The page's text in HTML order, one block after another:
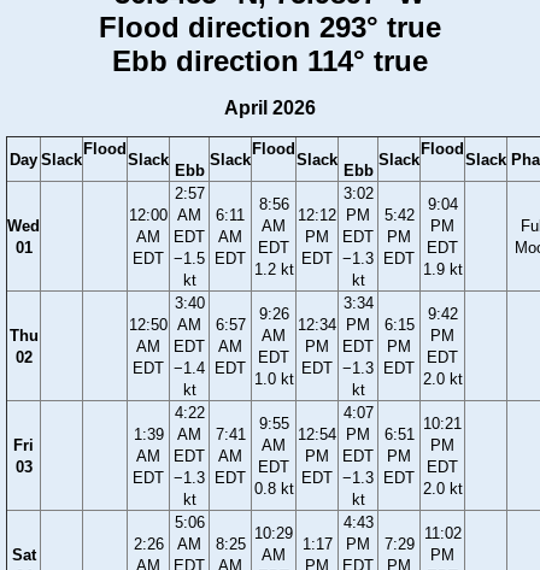
Flood direction 293° true
Ebb direction 114° true
April 2026
Day Slack
Flood
Slack
Ebb
Slack
Flood
Slack
Ebb
Slack
Flood
Slack
Wed
01
12:00
AM
EDT
2:57
AM
EDT
−1.5
kt
6:11
AM
EDT
8:56
AM
EDT
1.2 kt
12:12
PM
EDT
3:02
PM
EDT
−1.3
kt
5:42
PM
EDT
9:04
PM
EDT
1.9 kt
Thu
02
12:50
AM
EDT
3:40
AM
EDT
−1.4
kt
6:57
AM
EDT
9:26
AM
EDT
1.0 kt
12:34
PM
EDT
3:34
PM
EDT
−1.3
kt
6:15
PM
EDT
9:42
PM
EDT
2.0 kt
Fri
03
1:39
AM
EDT
4:22
AM
EDT
−1.3
kt
7:41
AM
EDT
9:55
AM
EDT
0.8 kt
12:54
PM
EDT
4:07
PM
EDT
−1.3
kt
6:51
PM
EDT
10:21
PM
EDT
2.0 kt
Sat
2:26
AM
5:06
AM
EDT
8:25
AM
10:29
AM
1:17
PM
4:43
PM
EDT
7:29
PM
11:02
PM